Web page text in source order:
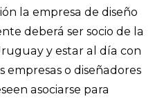
la empresa de diseño
deberá ser socio de la
y estar al día con
empresas o diseñadores
asociarse para